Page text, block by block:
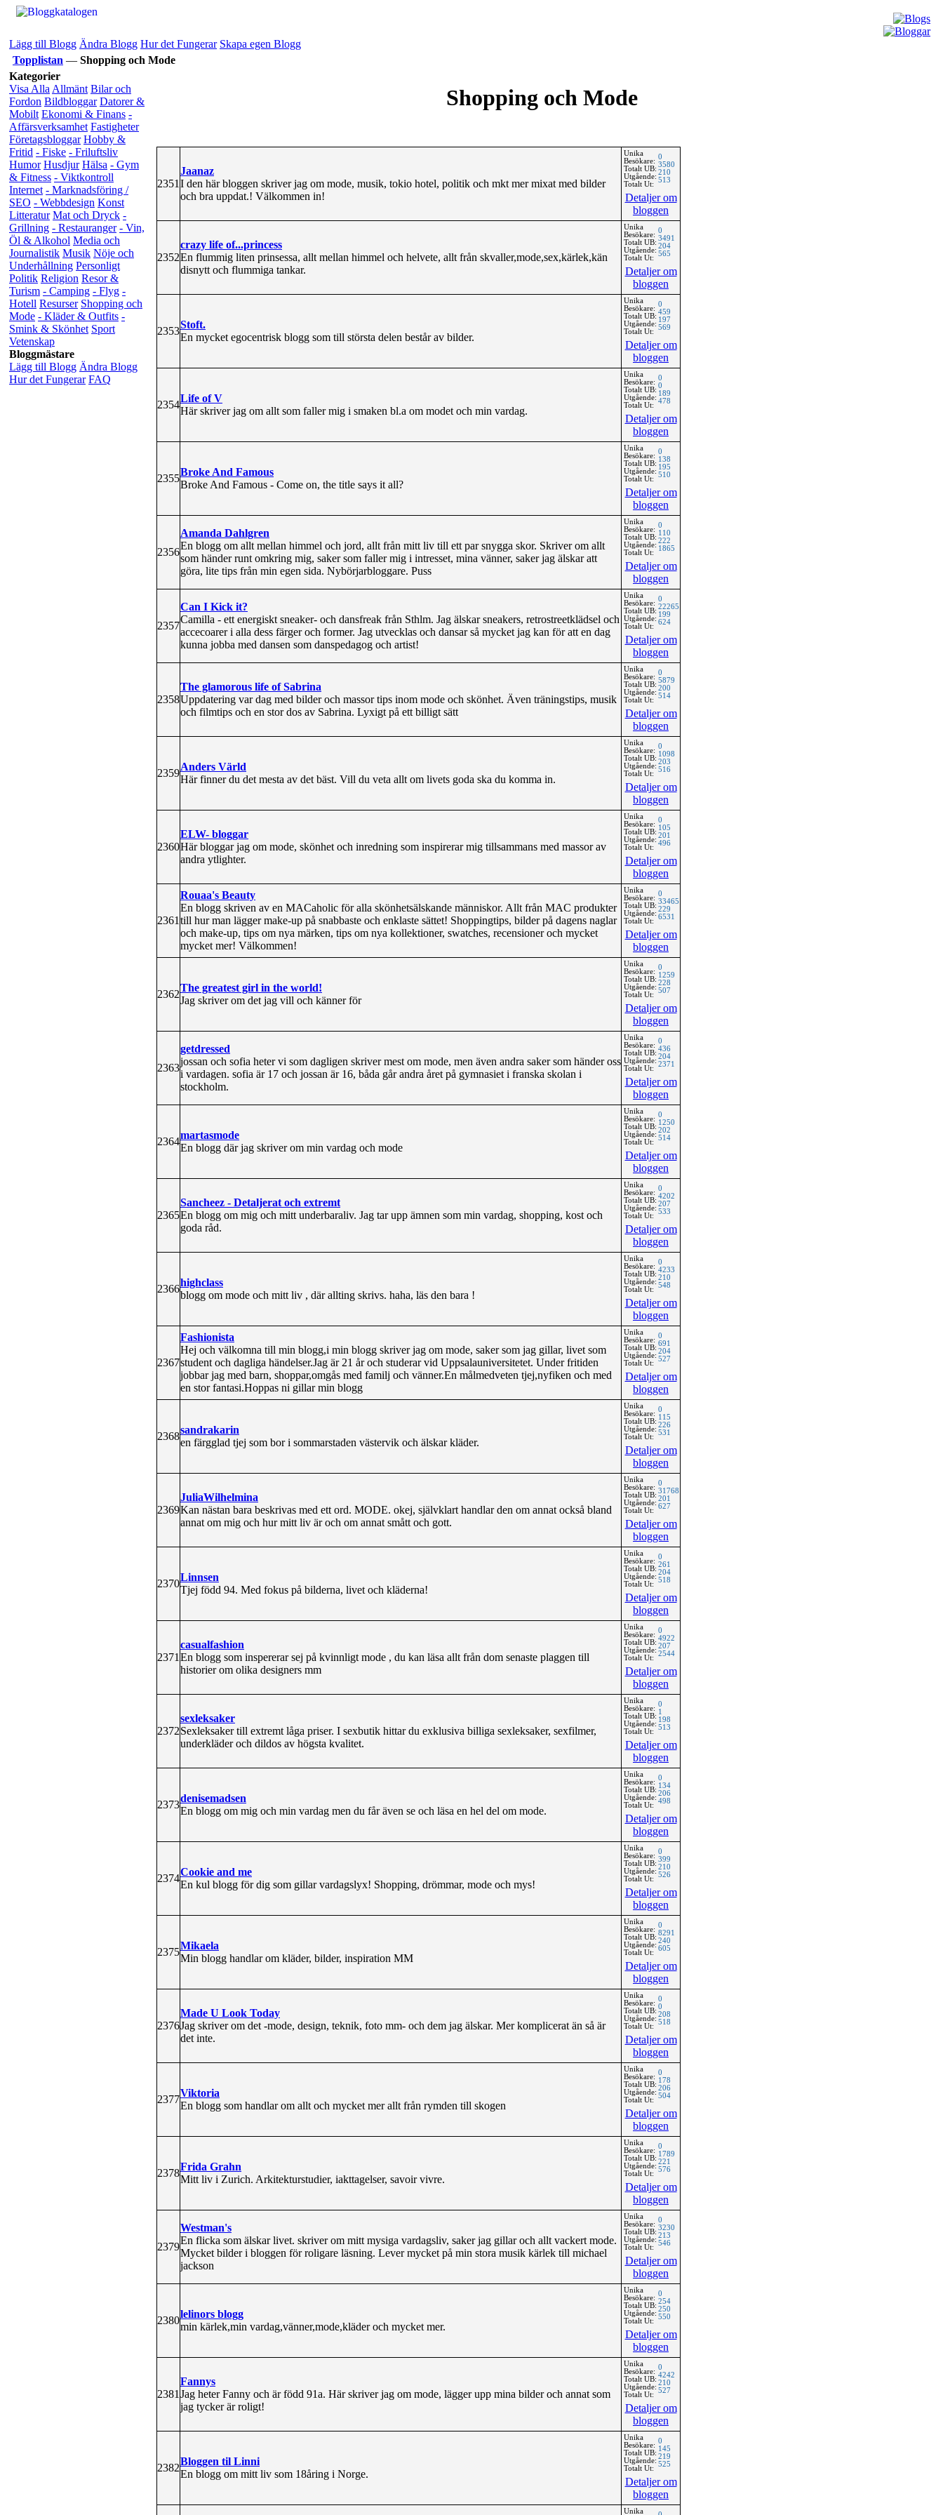
Lägg till Blogg Ändra Blogg Hur det Fungerar Skapa egen Blogg
Topplistan — Shopping och Mode
Kategorier
Visa Alla Allmänt Bilar och
Fordon Bildbloggar Datorer &
Mobilt Ekonomi & Finans -
Affärsverksamhet Fastigheter
Företagsbloggar Hobby &
Fritid - Fiske - Friluftsliv
Humor Husdjur Hälsa - Gym
& Fitness - Viktkontroll
Internet - Marknadsföring /
SEO - Webbdesign Konst
Litteratur Mat och Dryck -
Grillning - Restauranger - Vin,
Öl & Alkohol Media och
Journalistik Musik Nöje och
Underhållning Personligt
Politik Religion Resor &
Turism - Camping - Flyg -
Hotell Resurser Shopping och
Mode - Kläder & Outfits -
Smink & Skönhet Sport
Vetenskap
Bloggmästare
Lägg till Blogg Ändra Blogg
Hur det Fungerar FAQ
Shopping och Mode
2351
Jaanaz
I den här bloggen skriver jag om mode, musik, tokio hotel, politik och mkt mer mixat med bilder
och bra uppdat.! Välkommen in!
Unika
Besökare:
Totalt UB:
Utgående:
Totalt Ut:
0
3580
210
513
Detaljer om
bloggen
2352
crazy life of...princess
En flummig liten prinsessa, allt mellan himmel och helvete, allt från skvaller,mode,sex,kärlek,kän
disnytt och flummiga tankar.
Unika
Besökare:
Totalt UB:
Utgående:
Totalt Ut:
0
3491
204
565
Detaljer om
bloggen
2353
Stoft.
En mycket egocentrisk blogg som till största delen består av bilder.
Unika
Besökare:
Totalt UB:
Utgående:
Totalt Ut:
0
459
197
569
Detaljer om
bloggen
2354
Life of V
Här skriver jag om allt som faller mig i smaken bl.a om modet och min vardag.
Unika
Besökare:
Totalt UB:
Utgående:
Totalt Ut:
0
0
189
478
Detaljer om
bloggen
2355
Broke And Famous
Broke And Famous - Come on, the title says it all?
Unika
Besökare:
Totalt UB:
Utgående:
Totalt Ut:
0
138
195
510
Detaljer om
bloggen
2356
Amanda Dahlgren
En blogg om allt mellan himmel och jord, allt från mitt liv till ett par snygga skor. Skriver om allt
som händer runt omkring mig, saker som faller mig i intresset, mina vänner, saker jag älskar att
göra, lite tips från min egen sida. Nybörjarbloggare. Puss
Unika
Besökare:
Totalt UB:
Utgående:
Totalt Ut:
0
110
222
1865
Detaljer om
bloggen
2357
Can I Kick it?
Camilla - ett energiskt sneaker- och dansfreak från Sthlm. Jag älskar sneakers, retrostreetklädsel och
accecoarer i alla dess färger och former. Jag utvecklas och dansar så mycket jag kan för att en dag
kunna jobba med dansen som danspedagog och artist!
Unika
Besökare:
Totalt UB:
Utgående:
Totalt Ut:
0
22265
199
624
Detaljer om
bloggen
2358
The glamorous life of Sabrina
Uppdatering var dag med bilder och massor tips inom mode och skönhet. Även träningstips, musik
och filmtips och en stor dos av Sabrina. Lyxigt på ett billigt sätt
Unika
Besökare:
Totalt UB:
Utgående:
Totalt Ut:
0
5879
200
514
Detaljer om
bloggen
2359
Anders Värld
Här finner du det mesta av det bäst. Vill du veta allt om livets goda ska du komma in.
Unika
Besökare:
Totalt UB:
Utgående:
Totalt Ut:
0
1098
203
516
Detaljer om
bloggen
2360
ELW- bloggar
Här bloggar jag om mode, skönhet och inredning som inspirerar mig tillsammans med massor av
andra ytlighter.
Unika
Besökare:
Totalt UB:
Utgående:
Totalt Ut:
0
105
201
496
Detaljer om
bloggen
2361
Rouaa's Beauty
En blogg skriven av en MACaholic för alla skönhetsälskande människor. Allt från MAC produkter
till hur man lägger make-up på snabbaste och enklaste sättet! Shoppingtips, bilder på dagens naglar
och make-up, tips om nya märken, tips om nya kollektioner, swatches, recensioner och mycket
mycket mer! Välkommen!
Unika
Besökare:
Totalt UB:
Utgående:
Totalt Ut:
0
33465
229
6531
Detaljer om
bloggen
2362
The greatest girl in the world!
Jag skriver om det jag vill och känner för
Unika
Besökare:
Totalt UB:
Utgående:
Totalt Ut:
0
1259
228
507
Detaljer om
bloggen
2363
getdressed
jossan och sofia heter vi som dagligen skriver mest om mode, men även andra saker som händer oss
i vardagen. sofia är 17 och jossan är 16, båda går andra året på gymnasiet i franska skolan i
stockholm.
Unika
Besökare:
Totalt UB:
Utgående:
Totalt Ut:
0
436
204
2371
Detaljer om
bloggen
2364
martasmode
En blogg där jag skriver om min vardag och mode
Unika
Besökare:
Totalt UB:
Utgående:
Totalt Ut:
0
1250
202
514
Detaljer om
bloggen
2365
Sancheez - Detaljerat och extremt
En blogg om mig och mitt underbaraliv. Jag tar upp ämnen som min vardag, shopping, kost och
goda råd.
Unika
Besökare:
Totalt UB:
Utgående:
Totalt Ut:
0
4202
207
533
Detaljer om
bloggen
2366
highclass
blogg om mode och mitt liv , där allting skrivs. haha, läs den bara !
Unika
Besökare:
Totalt UB:
Utgående:
Totalt Ut:
0
4233
210
548
Detaljer om
bloggen
2367
Fashionista
Hej och välkomna till min blogg,i min blogg skriver jag om mode, saker som jag gillar, livet som
student och dagliga händelser.Jag är 21 år och studerar vid Uppsalauniversitetet. Under fritiden
jobbar jag med barn, shoppar,omgås med familj och vänner.En målmedveten tjej,nyfiken och med
en stor fantasi.Hoppas ni gillar min blogg
Unika
Besökare:
Totalt UB:
Utgående:
Totalt Ut:
0
691
204
527
Detaljer om
bloggen
2368
sandrakarin
en färgglad tjej som bor i sommarstaden västervik och älskar kläder.
Unika
Besökare:
Totalt UB:
Utgående:
Totalt Ut:
0
115
226
531
Detaljer om
bloggen
2369
JuliaWilhelmina
Kan nästan bara beskrivas med ett ord. MODE. okej, självklart handlar den om annat också bland
annat om mig och hur mitt liv är och om annat smått och gott.
Unika
Besökare:
Totalt UB:
Utgående:
Totalt Ut:
0
31768
201
627
Detaljer om
bloggen
2370
Linnsen
Tjej född 94. Med fokus på bilderna, livet och kläderna!
Unika
Besökare:
Totalt UB:
Utgående:
Totalt Ut:
0
261
204
518
Detaljer om
bloggen
2371
casualfashion
En blogg som inspererar sej på kvinnligt mode , du kan läsa allt från dom senaste plaggen till
historier om olika designers mm
Unika
Besökare:
Totalt UB:
Utgående:
Totalt Ut:
0
4922
207
2544
Detaljer om
bloggen
2372
sexleksaker
Sexleksaker till extremt låga priser. I sexbutik hittar du exklusiva billiga sexleksaker, sexfilmer,
underkläder och dildos av högsta kvalitet.
Unika
Besökare:
Totalt UB:
Utgående:
Totalt Ut:
0
1
198
513
Detaljer om
bloggen
2373
denisemadsen
En blogg om mig och min vardag men du får även se och läsa en hel del om mode.
Unika
Besökare:
Totalt UB:
Utgående:
Totalt Ut:
0
134
206
498
Detaljer om
bloggen
2374
Cookie and me
En kul blogg för dig som gillar vardagslyx! Shopping, drömmar, mode och mys!
Unika
Besökare:
Totalt UB:
Utgående:
Totalt Ut:
0
399
210
526
Detaljer om
bloggen
2375
Mikaela
Min blogg handlar om kläder, bilder, inspiration MM
Unika
Besökare:
Totalt UB:
Utgående:
Totalt Ut:
0
8291
240
605
Detaljer om
bloggen
2376
Made U Look Today
Jag skriver om det -mode, design, teknik, foto mm- och dem jag älskar. Mer komplicerat än så är
det inte.
Unika
Besökare:
Totalt UB:
Utgående:
Totalt Ut:
0
0
208
518
Detaljer om
bloggen
2377
Viktoria
En blogg som handlar om allt och mycket mer allt från rymden till skogen
Unika
Besökare:
Totalt UB:
Utgående:
Totalt Ut:
0
178
206
504
Detaljer om
bloggen
2378
Frida Grahn
Mitt liv i Zurich. Arkitekturstudier, iakttagelser, savoir vivre.
Unika
Besökare:
Totalt UB:
Utgående:
Totalt Ut:
0
1789
221
576
Detaljer om
bloggen
2379
Westman's
En flicka som älskar livet. skriver om mitt mysiga vardagsliv, saker jag gillar och allt vackert mode.
Mycket bilder i bloggen för roligare läsning. Lever mycket på min stora musik kärlek till michael
jackson
Unika
Besökare:
Totalt UB:
Utgående:
Totalt Ut:
0
3230
213
546
Detaljer om
bloggen
2380
lelinors blogg
min kärlek,min vardag,vänner,mode,kläder och mycket mer.
Unika
Besökare:
Totalt UB:
Utgående:
Totalt Ut:
0
254
250
550
Detaljer om
bloggen
2381
Fannys
Jag heter Fanny och är född 91a. Här skriver jag om mode, lägger upp mina bilder och annat som
jag tycker är roligt!
Unika
Besökare:
Totalt UB:
Utgående:
Totalt Ut:
0
4242
210
527
Detaljer om
bloggen
2382
Bloggen til Linni
En blogg om mitt liv som 18åring i Norge.
Unika
Besökare:
Totalt UB:
Utgående:
Totalt Ut:
0
145
219
525
Detaljer om
bloggen
Unika